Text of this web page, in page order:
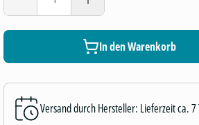
In den Warenkorb
Versand durch Hersteller: Lieferzeit ca. 7